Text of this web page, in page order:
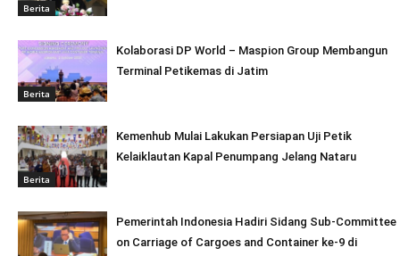
Berita
Berita
Kolaborasi DP World – Maspion Group Membangun
Terminal Petikemas di Jatim
Berita
Kemenhub Mulai Lakukan Persiapan Uji Petik
Kelaiklautan Kapal Penumpang Jelang Nataru
Pemerintah Indonesia Hadiri Sidang Sub-Committee
on Carriage of Cargoes and Container ke-9 di